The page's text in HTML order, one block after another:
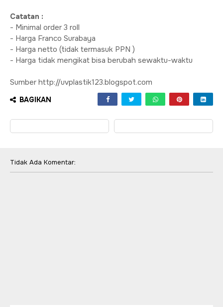
Catatan :
- Minimal order 3 roll
- Harga Franco Surabaya
- Harga netto (tidak termasuk PPN )
- Harga tidak mengikat bisa berubah sewaktu-waktu
Sumber http://uvplastik123.blogspot.com
BAGIKAN
Tidak Ada Komentar: